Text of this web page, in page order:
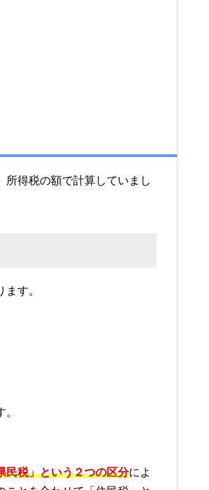
所得税の額で計算していまし
す。
民税」という２つの区分によ